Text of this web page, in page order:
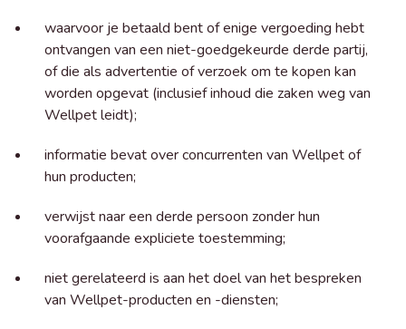
waarvoor je betaald bent of enige vergoeding hebt
ontvangen van een niet-goedgekeurde derde partij,
of die als advertentie of verzoek om te kopen kan
worden opgevat (inclusief inhoud die zaken weg van
Wellpet leidt);
informatie bevat over concurrenten van Wellpet of
hun producten;
verwijst naar een derde persoon zonder hun
voorafgaande expliciete toestemming;
niet gerelateerd is aan het doel van het bespreken
van Wellpet-producten en -diensten;